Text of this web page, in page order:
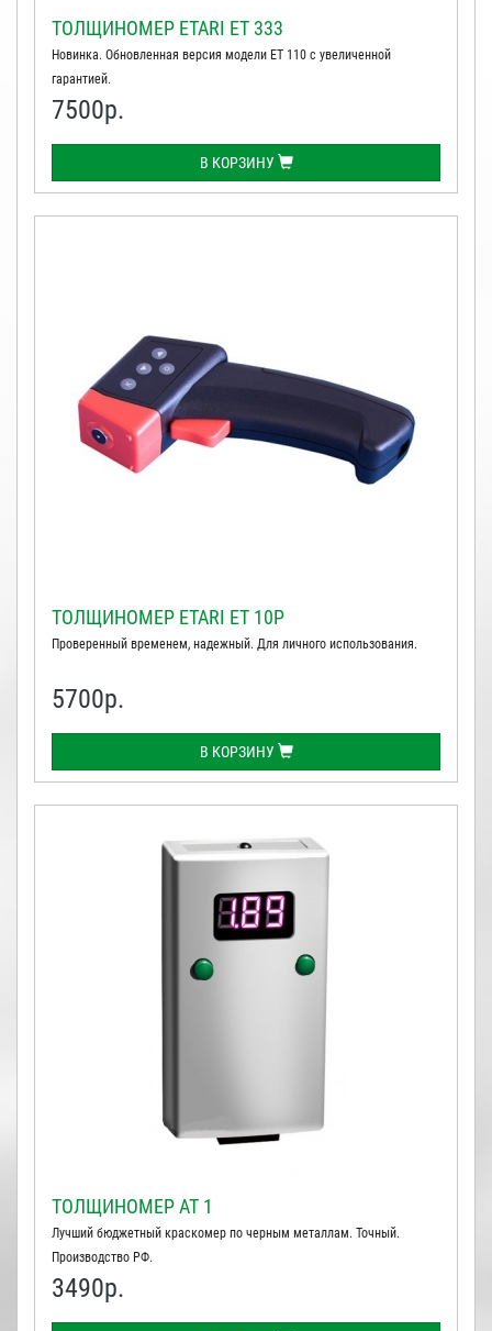
ТОЛЩИНОМЕР ETARI ET 333
Новинка. Обновленная версия модели ЕТ 110 с увеличенной
гарантией.
7500р.
В КОРЗИНУ
ТОЛЩИНОМЕР ETARI ЕТ 10Р
Проверенный временем, надежный. Для личного использования.
5700р.
В КОРЗИНУ
ТОЛЩИНОМЕР АТ 1
Лучший бюджетный краскомер по черным металлам. Точный.
Производство РФ.
3490р.